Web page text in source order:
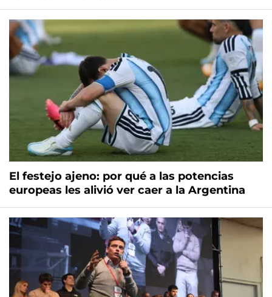
El festejo ajeno: por qué a las potencias
europeas les alivió ver caer a la Argentina